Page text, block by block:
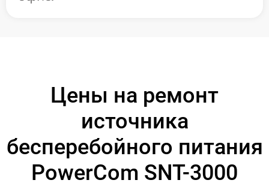
Цены на ремонт
источника
бесперебойного питания
PowerCom SNT-3000